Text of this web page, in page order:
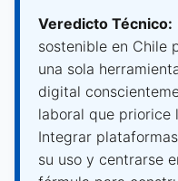
Veredicto Técnico:
sostenible en Chile
una sola
digital
laboral que priorice
Integrar
su uso y centrarse